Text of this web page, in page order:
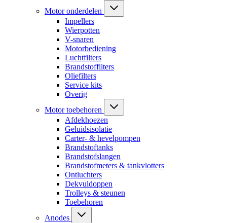
Motor onderdelen
Impellers
Wierpotten
V-snaren
Motorbediening
Luchtfilters
Brandstoffilters
Oliefilters
Service kits
Overig
Motor toebehoren
Afdekhoezen
Geluidsisolatie
Carter- & hevelpompen
Brandstoftanks
Brandstofslangen
Brandstofmeters & tankvlotters
Ontluchters
Dekvuldoppen
Trolleys & steunen
Toebehoren
Anodes